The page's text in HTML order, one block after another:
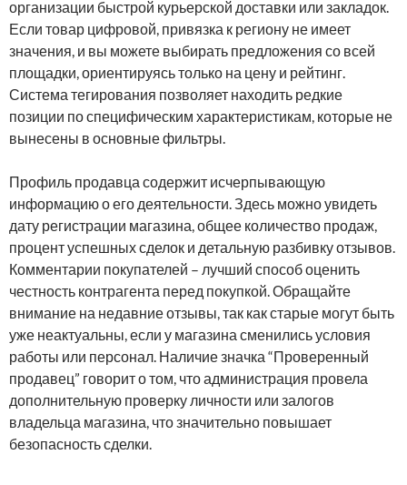
организации быстрой курьерской доставки или закладок.
Если товар цифровой, привязка к региону не имеет
значения, и вы можете выбирать предложения со всей
площадки, ориентируясь только на цену и рейтинг.
Система тегирования позволяет находить редкие
позиции по специфическим характеристикам, которые не
вынесены в основные фильтры.
Профиль продавца содержит исчерпывающую
информацию о его деятельности. Здесь можно увидеть
дату регистрации магазина, общее количество продаж,
процент успешных сделок и детальную разбивку отзывов.
Комментарии покупателей – лучший способ оценить
честность контрагента перед покупкой. Обращайте
внимание на недавние отзывы, так как старые могут быть
уже неактуальны, если у магазина сменились условия
работы или персонал. Наличие значка “Проверенный
продавец” говорит о том, что администрация провела
дополнительную проверку личности или залогов
владельца магазина, что значительно повышает
безопасность сделки.